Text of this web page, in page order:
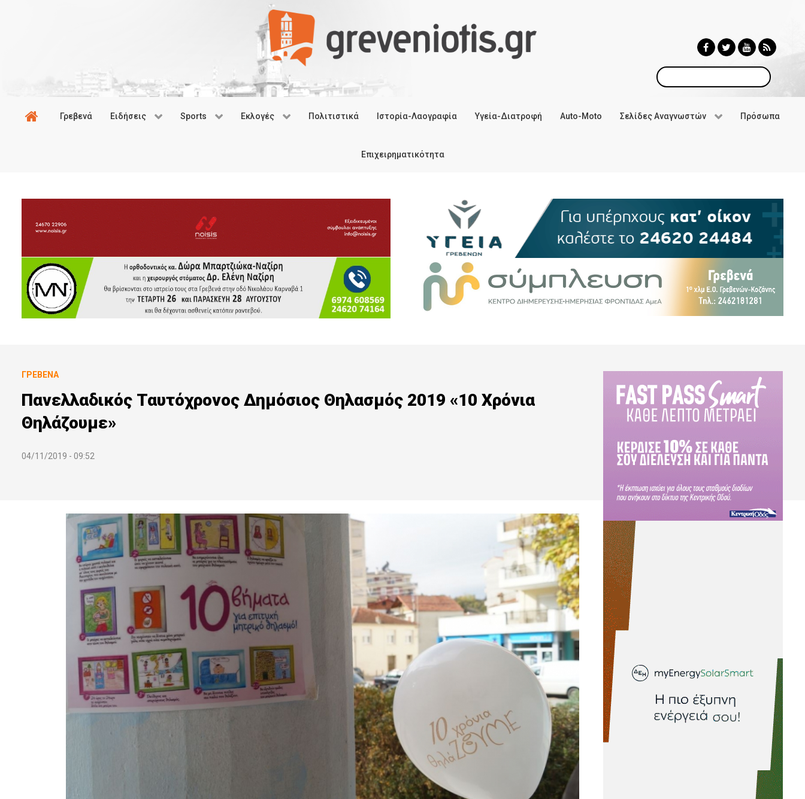
Αναζήτηση
Γρεβενά Ειδήσεις Sports Εκλογές Πολιτιστικά Ιστορία-Λαογραφία Υγεία-Διατροφή Auto-Moto Σελίδες Αναγνωστών Πρόσωπα
Επιχειρηματικότητα
ΓΡΕΒΕΝΆ
Πανελλαδικός Ταυτόχρονος Δημόσιος Θηλασμός 2019 «10 Χρόνια
Θηλάζουμε»
04/11/2019 - 09:52